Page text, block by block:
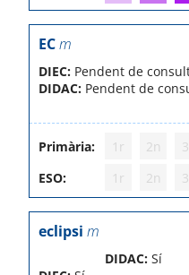
ECm
DIEC: Pendent de
DIDAC: Pendent de
Primària: 1r 2n
ESO:
1r 2n
eclipsi m
DIDAC: Sí